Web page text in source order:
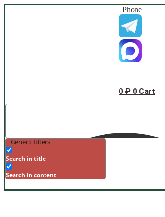
Phone
0 ₽ 0 Cart
Generic filters
Search in title
Search in content